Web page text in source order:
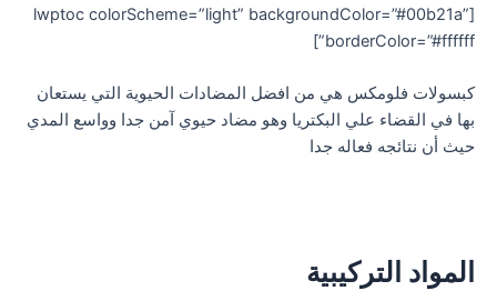
[lwptoc colorScheme=”light” backgroundColor=”#00b21a”
borderColor=”#ffffff”]
كبسولات فلومكس هي من افضل المضادات الحيوية التي يستعان
بها في القضاء علي البكتريا وهو مضاد حيوي آمن جدا وواسع المدي
حيث أن نتائجه فعاله جدا
المواد التركيبية